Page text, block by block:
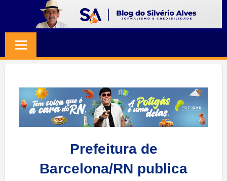
content
SILVERIO
ALVES
Jornalismo
Credibilidade
Prefeitura de
Barcelona/RN publica